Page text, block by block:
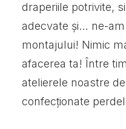
draperiile potrivite,
adecvate și… ne-
montajului! Nimic
afacerea ta! Între
atelierele noastre
confecționate